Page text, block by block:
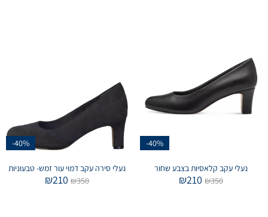
-40%
נעלי עקב קלאסיות בצבע שחור
₪350
₪210
-40%
נעלי סירה עקב דמוי עור זמש- טבעוניות
₪350
₪210